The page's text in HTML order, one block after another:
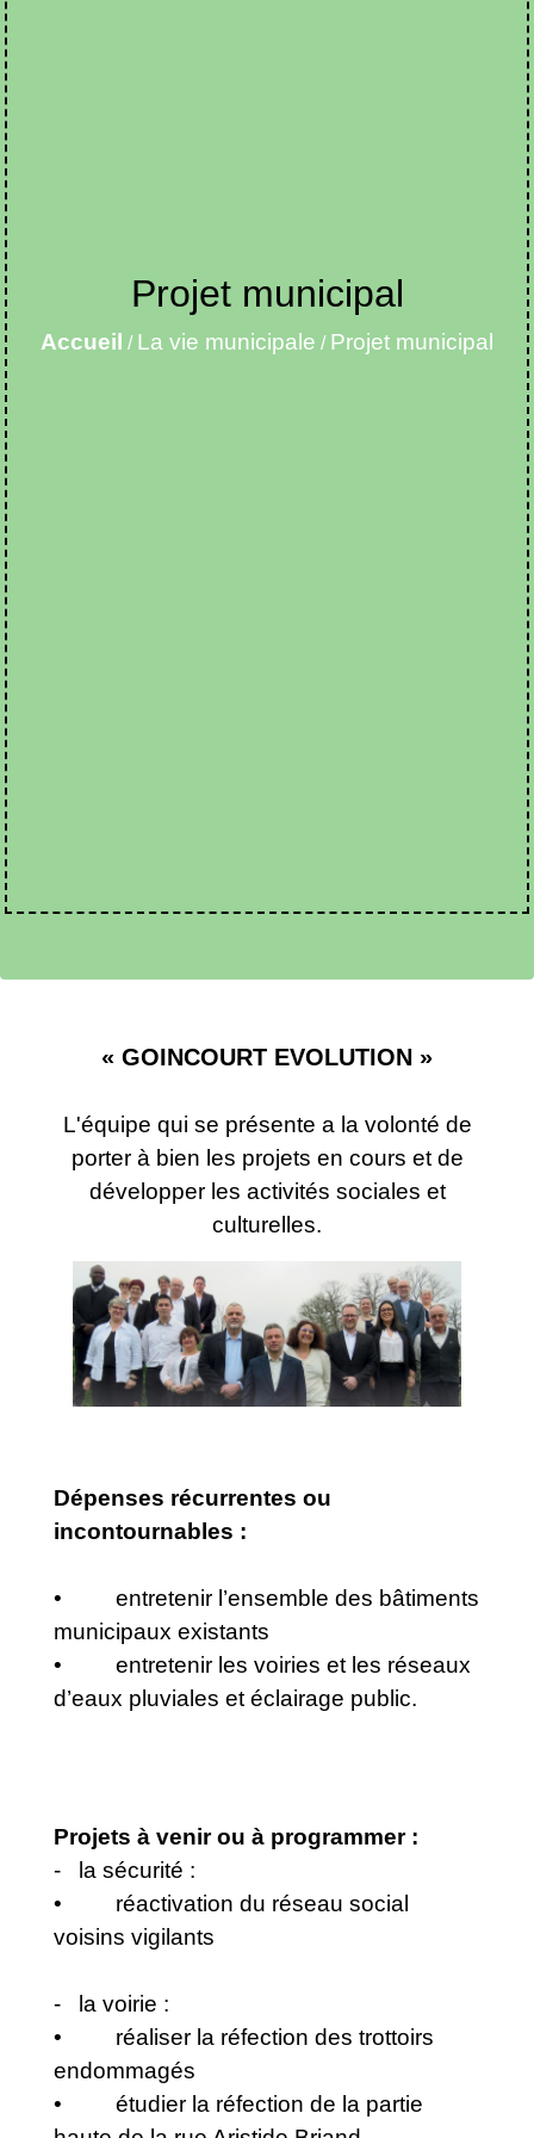
Projet municipal
Accueil / La vie municipale / Projet municipal
« GOINCOURT EVOLUTION »
L'équipe qui se présente a la volonté de
porter à bien les projets en cours et de
développer les activités sociales et
culturelles.
Dépenses récurrentes ou
incontournables :
• entretenir l’ensemble des bâtiments
municipaux existants
• entretenir les voiries et les réseaux
d’eaux pluviales et éclairage public.
Projets à venir ou à programmer :
- la sécurité :
• réactivation du réseau social
voisins vigilants
- la voirie :
• réaliser la réfection des trottoirs
endommagés
• étudier la réfection de la partie